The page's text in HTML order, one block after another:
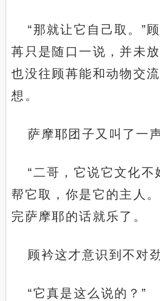
“那就让它自己取。”
苒只是随口一说，并未放
也没往顾苒能和动物交
想。
萨摩耶团子又叫了一声
“二哥，它说它文化不
帮它取，你是它的主人
完萨摩耶的话就乐了。
顾衿这才意识到不对劲
“它真是这么说的？”